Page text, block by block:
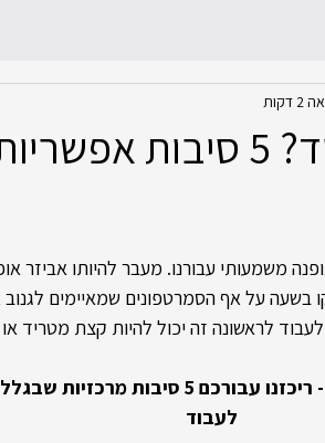
השעון הפסיק לעבוד? 5
משמעותי עבורנו. מעבר להיותו אביזר
בשעה על אף הסמרטפונים שמאיימים
לראשונה זה יכול להיות קצת מטריד
אז לפני שתקפצו למסקנות כלשהן - ריכזנו
לעבוד